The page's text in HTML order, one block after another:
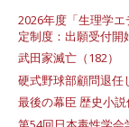
2026年度「生理学
定制度：出願受付開
武田家滅亡（182）
硬式野球部顧問退任
最後の幕臣 歴史小説